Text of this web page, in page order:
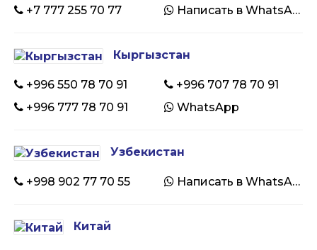
+7 777 255 70 77 Написать в WhatsApp
Кыргызстан
+996 550 78 70 91
+996 707 78 70 91
+996 777 78 70 91
WhatsApp
Узбекистан
+998 902 77 70 55 Написать в WhatsApp
Китай